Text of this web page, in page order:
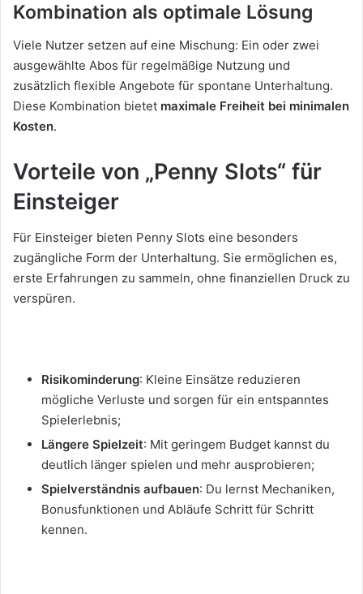
Kombination als optimale Lösung
Viele Nutzer setzen auf eine Mischung: Ein oder zwei
ausgewählte Abos für regelmäßige Nutzung und
zusätzlich flexible Angebote für spontane Unterhaltung.
Diese Kombination bietet maximale Freiheit bei minimalen
Kosten.
Vorteile von „Penny Slots“ für
Einsteiger
Für Einsteiger bieten Penny Slots eine besonders
zugängliche Form der Unterhaltung. Sie ermöglichen es,
erste Erfahrungen zu sammeln, ohne finanziellen Druck zu
verspüren.
Risikominderung: Kleine Einsätze reduzieren
mögliche Verluste und sorgen für ein entspanntes
Spielerlebnis;
Längere Spielzeit: Mit geringem Budget kannst du
deutlich länger spielen und mehr ausprobieren;
Spielverständnis aufbauen: Du lernst Mechaniken,
Bonusfunktionen und Abläufe Schritt für Schritt
kennen.